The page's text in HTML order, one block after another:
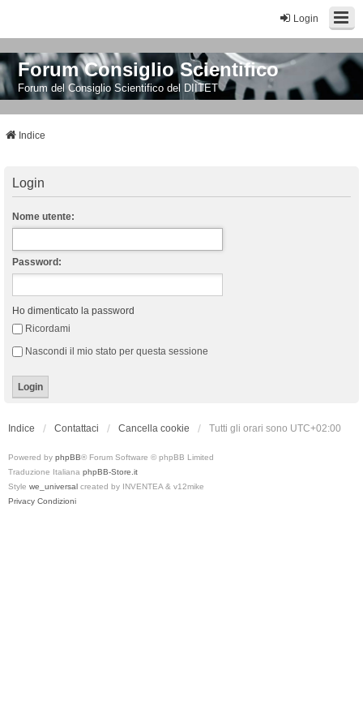
Login
Forum Consiglio Scientifico
Forum del Consiglio Scientifico del DIITET
Indice
Login
Nome utente:
Password:
Ho dimenticato la password
Ricordami
Nascondi il mio stato per questa sessione
Indice Contattaci Cancella cookie Tutti gli orari sono UTC+02:00
Powered by phpBB® Forum Software © phpBB Limited
Traduzione Italiana phpBB-Store.it
Style we_universal created by INVENTEA & v12mike
Privacy Condizioni